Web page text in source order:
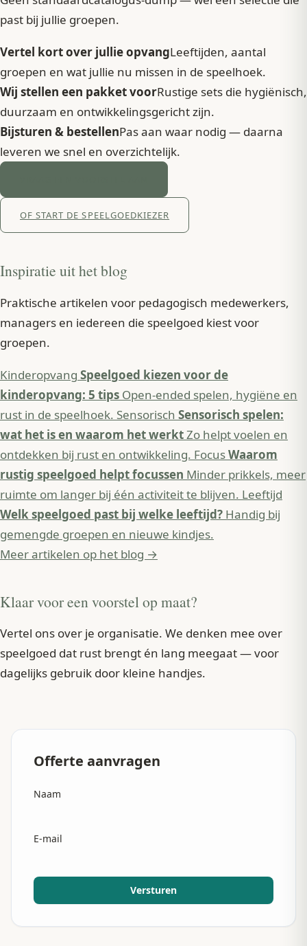
past bij jullie groepen.
Vertel kort over jullie opvangLeeftijden, aantal
groepen en wat jullie nu missen in de speelhoek.
Wij stellen een pakket voorRustige sets die hygiënisch,
duurzaam en ontwikkelingsgericht zijn.
Bijsturen & bestellenPas aan waar nodig — daarna
leveren we snel en overzichtelijk.
OF START DE SPEELGOEDKIEZER
Inspiratie uit het blog
Praktische artikelen voor pedagogisch medewerkers,
managers en iedereen die speelgoed kiest voor
groepen.
Kinderopvang Speelgoed kiezen voor de
kinderopvang: 5 tips Open-ended spelen, hygiëne en
rust in de speelhoek. Sensorisch Sensorisch spelen:
wat het is en waarom het werktZo helpt voelen en
ontdekken bij rust en ontwikkeling. FocusWaarom
rustig speelgoed helpt focussen Minder prikkels, meer
ruimte om langer bij één activiteit te blijven. Leeftijd
Welk speelgoed past bij welke leeftijd? Handig bij
gemengde groepen en nieuwe kindjes.
Meer artikelen op het blog →
Klaar voor een voorstel op maat?
Vertel ons over je organisatie. We denken mee over
speelgoed dat rust brengt én lang meegaat — voor
dagelijks gebruik door kleine handjes.
Offerte aanvragen
Naam
E-mail
Versturen